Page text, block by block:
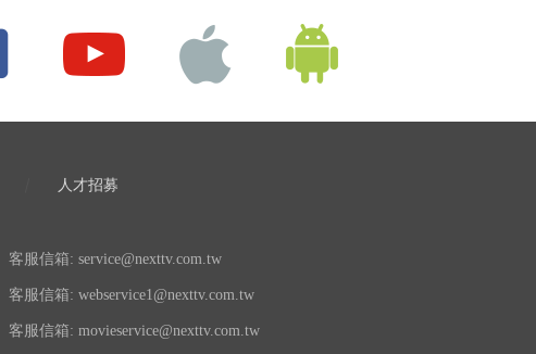
人才招募
客服信箱: service@nexttv.com.tw
客服信箱: webservice1@nexttv.com.tw
客服信箱: movieservice@nexttv.com.tw